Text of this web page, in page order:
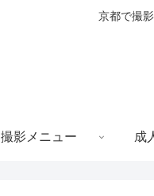
京都で撮
撮影メニュー 成